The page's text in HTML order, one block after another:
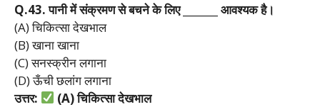
Q.43.पानीमेंसंक्रमणसेबचनेकेलिए _______ आवश्यकहै।
(A) चिकित्सा देखभाल
(B) खाना खाना
(C) सनस्क्रीन लगाना
(D) ऊँची छलांग लगाना
उत्तर:
(A)चिकित्सादेखभाल